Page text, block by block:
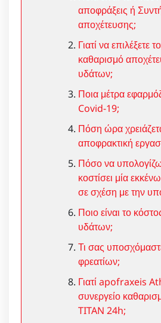
αποφράξεις ή
αποχέτευσης;
Γιατί να επιλέξετε
καθαρισμό
υδάτων;
Ποια μέτρα
Covid-19;
Πόση ώρα
αποφρακτική
Πόσο να
κοστίσει μία
σε σχέση με την
Ποιο είναι το
υδάτων;
Τι σας
φρεατίων;
Γιατί apofraxeis
συνεργείο
TITAN 24h;